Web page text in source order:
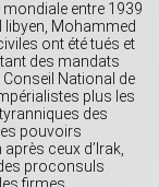
entre 1939
libyen, Mohammed
ont été tués et
des mandats
Conseil National de
plus les
des
pouvoirs
ceux d’Irak,
proconsuls